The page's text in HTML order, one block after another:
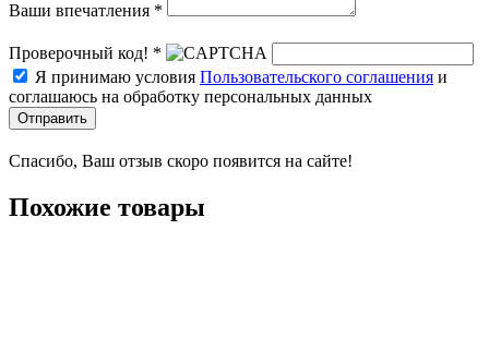
Ваши впечатления *
Проверочный код! *
Я принимаю условия Пользовательского соглашения и
соглашаюсь на обработку персональных данных
Отправить
Спасибо, Ваш отзыв скоро появится на сайте!
Похожие товары